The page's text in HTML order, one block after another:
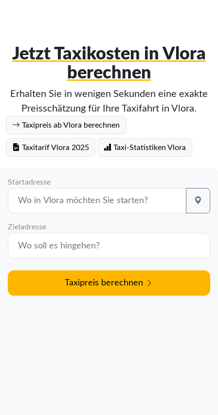
Jetzt Taxikosten in Vlora
berechnen
Erhalten Sie in wenigen Sekunden eine exakte
Preisschätzung für Ihre Taxifahrt in Vlora.
Taxipreis ab Vlora berechnen
Taxitarif Vlora 2025 Taxi-Statistiken Vlora
Startadresse
Zieladresse
Taxipreis berechnen